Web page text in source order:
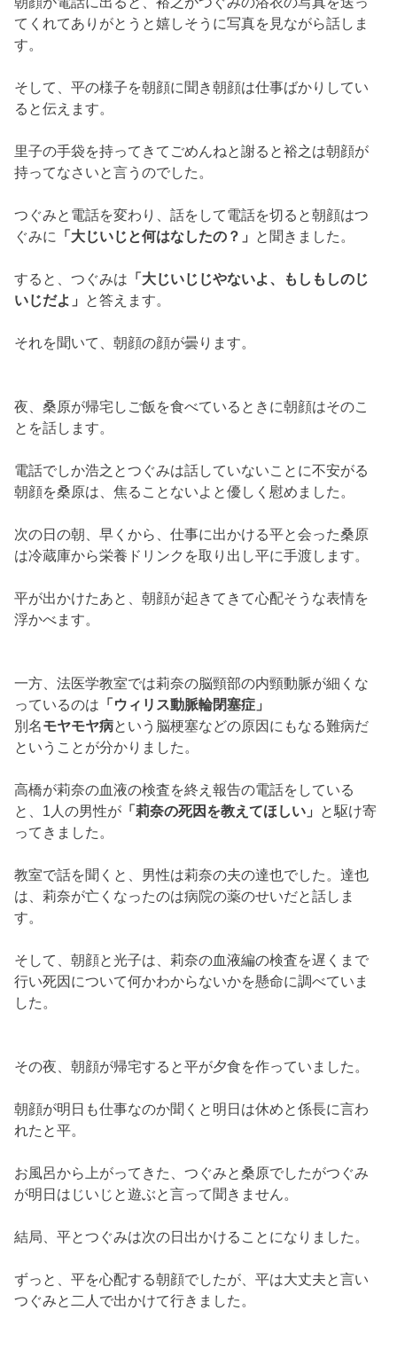
すると、つぐみは 「 大じいじじやないよ、もしもしのじ
いじだよ」 と答えます。
とを話します。
朝顔を桑原は、焦ることないよと優しく慰めました。
は冷蔵庫から栄養ドリンクを取り出し平に手渡します。
浮かべます。
一方、法医学教室では莉奈の脳頸部の内頸動脈が細くな
っているのは 「ウィリス動脈輪閉塞症」
ということが分かり ました。
と、1人の男性が「莉奈の死因を教えてほしい」と駆け寄
ってきました。
教室で話を聞くと、男性は莉奈の夫の達也でした。達也
は、
莉奈が亡くなったのは病院の薬のせいだと話しま
そして、朝顔と光子は、莉奈の血液編の検査を遅くまで
行い死因について何かわからないかを懸命に
した。
その夜、朝顔が帰宅すると平が夕食を作っていました。
朝顔が明日も仕事なのか聞くと明日は休めと係長に言わ
お風呂から上がってきた、つぐみと桑原でしたがつぐみ
が明日はじいじと遊ぶと言って聞きま
結局、平とつぐみは次の日出かけることになりました。
ずっと、平を心配する朝顔でしたが、
＼FODプレミアムなら監察医朝顔を見逃しても大丈夫！無料トライア
ル実施中！／
FODプレミアムで監察医朝顔をみる